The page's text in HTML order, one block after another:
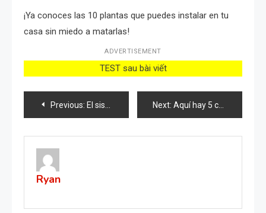
¡Ya conoces las 10 plantas que puedes instalar en tu
casa sin miedo a matarlas!
ADVERTISEMENT
TEST sau bài viết
Post
navigation
Previous: El sistema más simple para regar pepinos, tomates, calabacines, sandías y melones. Next: Aquí hay 5 cosas que debe hacer si quiere tener romero constantemente espeso y fragante
Ryan